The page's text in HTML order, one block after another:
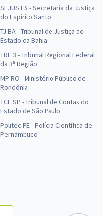
SEJUS ES - Secretaria da Justiça
do Espírito Santo
TJ BA - Tribunal de Justiça do
Estado da Bahia
TRF 3 - Tribunal Regional Federal
da 3ª Região
MP RO - Ministério Público de
Rondônia
TCE SP - Tribunal de Contas do
Estado de São Paulo
Politec PE - Polícia Científica de
Pernambuco